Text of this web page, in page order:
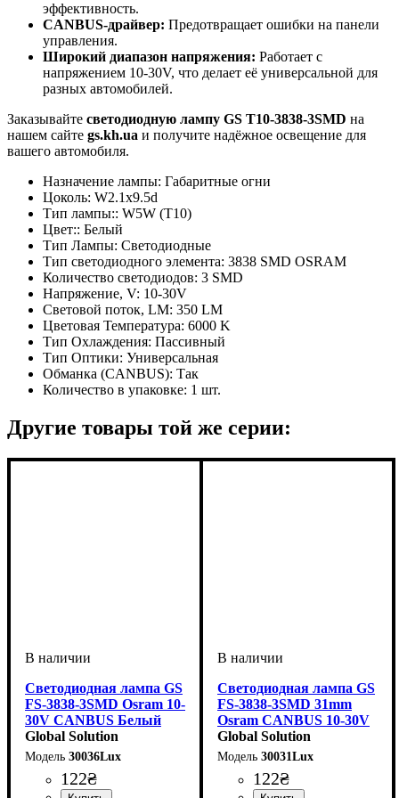
эффективность.
CANBUS-драйвер: Предотвращает ошибки на панели
управления.
Широкий диапазон напряжения: Работает с
напряжением 10-30V, что делает её универсальной для
разных автомобилей.
Заказывайте светодиодную лампу GS T10-3838-3SMD на
нашем сайте gs.kh.ua и получите надёжное освещение для
вашего автомобиля.
Назначение лампы: Габаритные огни
Цоколь: W2.1x9.5d
Тип лампы:: W5W (T10)
Цвет:: Белый
Тип Лампы: Светодиодные
Тип светодиодного элемента: 3838 SMD OSRAM
Количество светодиодов: 3 SMD
Напряжение, V: 10-30V
Световой поток, LM: 350 LM
Цветовая Температура: 6000 K
Тип Охлаждения: Пассивный
Тип Оптики: Универсальная
Обманка (CANBUS): Так
Количество в упаковке: 1 шт.
Другие товары той же серии:
Светодиодная лампа GS
FS-3838-3SMD Osram 10-
30V CANBUS Белый
36мм
Global Solution
30036Lux
122₴
Светодиодная лампа GS
FS-3838-3SMD 31mm
Osram CANBUS 10-30V
(аналог C5W) Белая
Global Solution
30031Lux
122₴